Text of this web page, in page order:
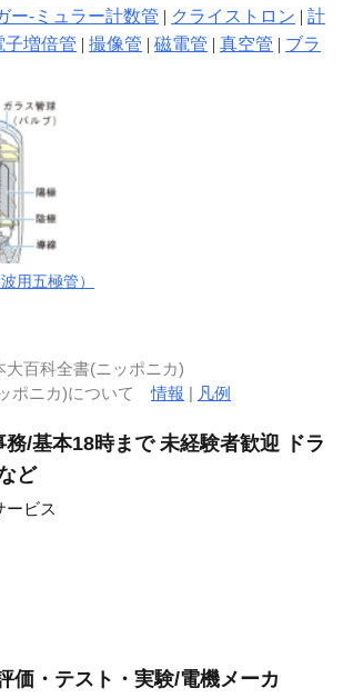
ー‐ミュラー計数管 | クライストロン | 計
子増倍管 | 撮像管 | 磁電管 | 真空管 | ブラ
用五極管）
百科全書(ニッポニカ)
ポニカ)について情報 | 凡例
/基本18時まで 未経験者歓迎 ドラ
ど
ービス
価・テスト・実験/電機メーカ